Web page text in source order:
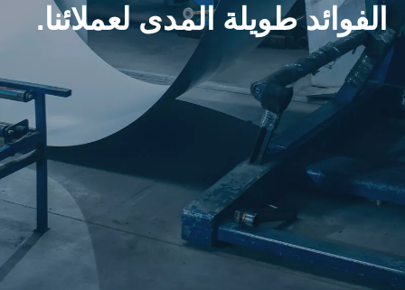
الفوائد طويلة المدى لعملائنا.